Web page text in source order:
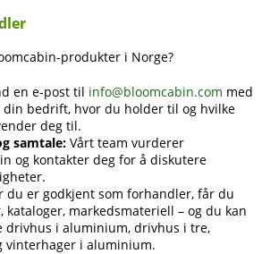
produkter i Norge?
en e-post til info@bloomcabin.com med
bedrift, hvor du holder til og hvilke
deg til.
samtale:Vårt team vurderer
og kontakter deg for å diskutere
du er godkjent som forhandler, får du
markedsmateriell – og du kan
drivhus i aluminium, drivhus i tre,
vinterhager i aluminium.